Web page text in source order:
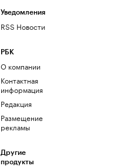
Уведомления
RSS Новости
РБК
О компании
Контактная
информация
Редакция
Размещение
рекламы
Другие
продукты